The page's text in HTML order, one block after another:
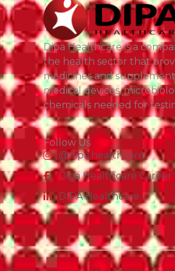
Dipa Healthcare is a
the health sector that
medicines and
medical devices,
chemicals needed for
Follow Us
@dipa.healthcare
Dipa Healthcare Career
DIPA Healthcare